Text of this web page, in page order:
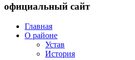
официальный сайт
Главная
О районе
Устав
История